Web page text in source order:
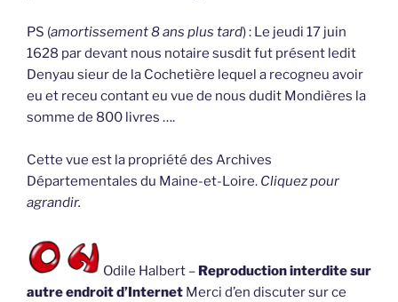
PS (amortissement 8 ans plus tard) : Le jeudi 17 juin
1628 par devant nous notaire susdit fut présent ledit
Denyau sieur de la Cochetière lequel a recogneu avoir
eu et receu contant eu vue de nous dudit Mondières la
somme de 800 livres ….
Cette vue est la propriété des Archives
Départementales du Maine-et-Loire. Cliquez pour
agrandir.
Odile Halbert – Reproduction interdite sur
autre endroit d’Internet Merci d’en discuter sur ce